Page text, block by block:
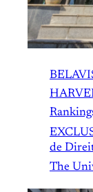
de
The